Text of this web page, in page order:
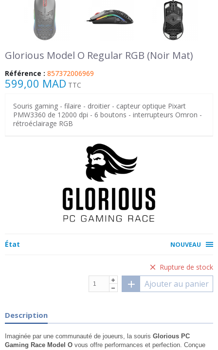
Glorious Model O Regular RGB (Noir Mat)
Référence : 857372006969
599,00 MAD TTC
Souris gaming - filaire - droitier - capteur optique Pixart
PMW3360 de 12000 dpi - 6 boutons - interrupteurs Omron -
rétroéclairage RGB
État NOUVEAU
Rupture de stock
Ajouter au panier
Description
Imaginée par une communauté de joueurs, la souris Glorious PC
Gaming Race Model O vous offre performances et perfection. Conçue